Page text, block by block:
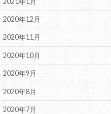
2020年12月
2020年11月
2020年10月
2020年9月
2020年8月
2020年7月